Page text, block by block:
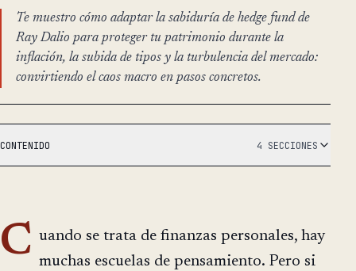
Te muestro cómo adaptar la sabiduría de hedge fund de
Ray Dalio para proteger tu patrimonio durante la
inflación, la subida de tipos y la turbulencia del mercado:
convirtiendo el caos macro en pasos concretos.
CONTENIDO 4 SECCIONES
C uando se trata de finanzas personales, hay
muchas escuelas de pensamiento. Pero si